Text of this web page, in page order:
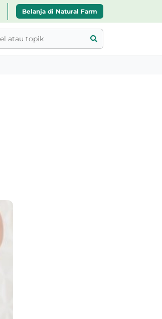
Belanja di Natural Farm